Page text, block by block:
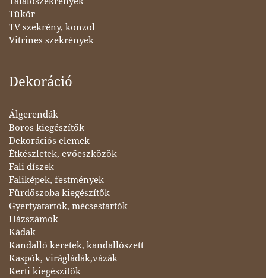
Tükör
TV szekrény, konzol
Vitrines szekrények
Dekoráció
Álgerendák
Boros kiegészítők
Dekorációs elemek
Étkészletek, evőeszközök
Fali díszek
Faliképek, festmények
Fürdőszoba kiegészítők
Gyertyatartók, mécsestartók
Házszámok
Kádak
Kandalló keretek, kandallószett
Kaspók, virágládák,vázák
Kerti kiegészítők